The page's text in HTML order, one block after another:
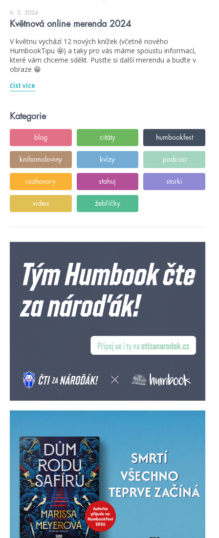
6. 5. 2024
Květnová online merenda 2024
V květnu vychází 12 nových knížek (včetně nového
HumbookTipu 🤩) a taky pro vás máme spoustu informací,
které vám chceme sdělit. Pusťte si další merendu a buďte v
obraze 😁
číst více
Kategorie
blog citáty humbookfest
knihomoloviny kvízy podcast
rozhovory stahuj storki
videa žebříčky